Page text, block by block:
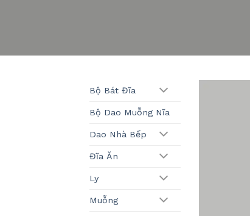
Bộ Bát Đĩa
Bộ Dao Muỗng Nĩa
Dao Nhà Bếp
Đĩa Ăn
Ly
Muỗng